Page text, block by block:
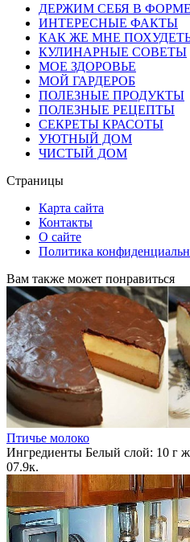
ДЕРЖИМ СЕБЯ В ФОРМЕ
ИНТЕРЕСНЫЕ ФАКТЫ
КАК ЖЕ МНЕ
КУЛИНАРНЫЕ СОВЕТЫ
МОЕ ЗДОРОВЬЕ
МОЙ ГАРДЕРОБ
ПОЛЕЗНЫЕ ПРОДУКТЫ
ПОЛЕЗНЫЕ РЕЦЕПТЫ
СЕКРЕТЫ КРАСОТЫ
УЮТНЫЙ ДОМ
ЧИСТЫЙ ДОМ
Страницы
Карта сайта
Контакты
О сайте
Политика
Вам также может понравиться
Птичье молоко
Ингредиенты Белый слой: 10 г
07.9к.